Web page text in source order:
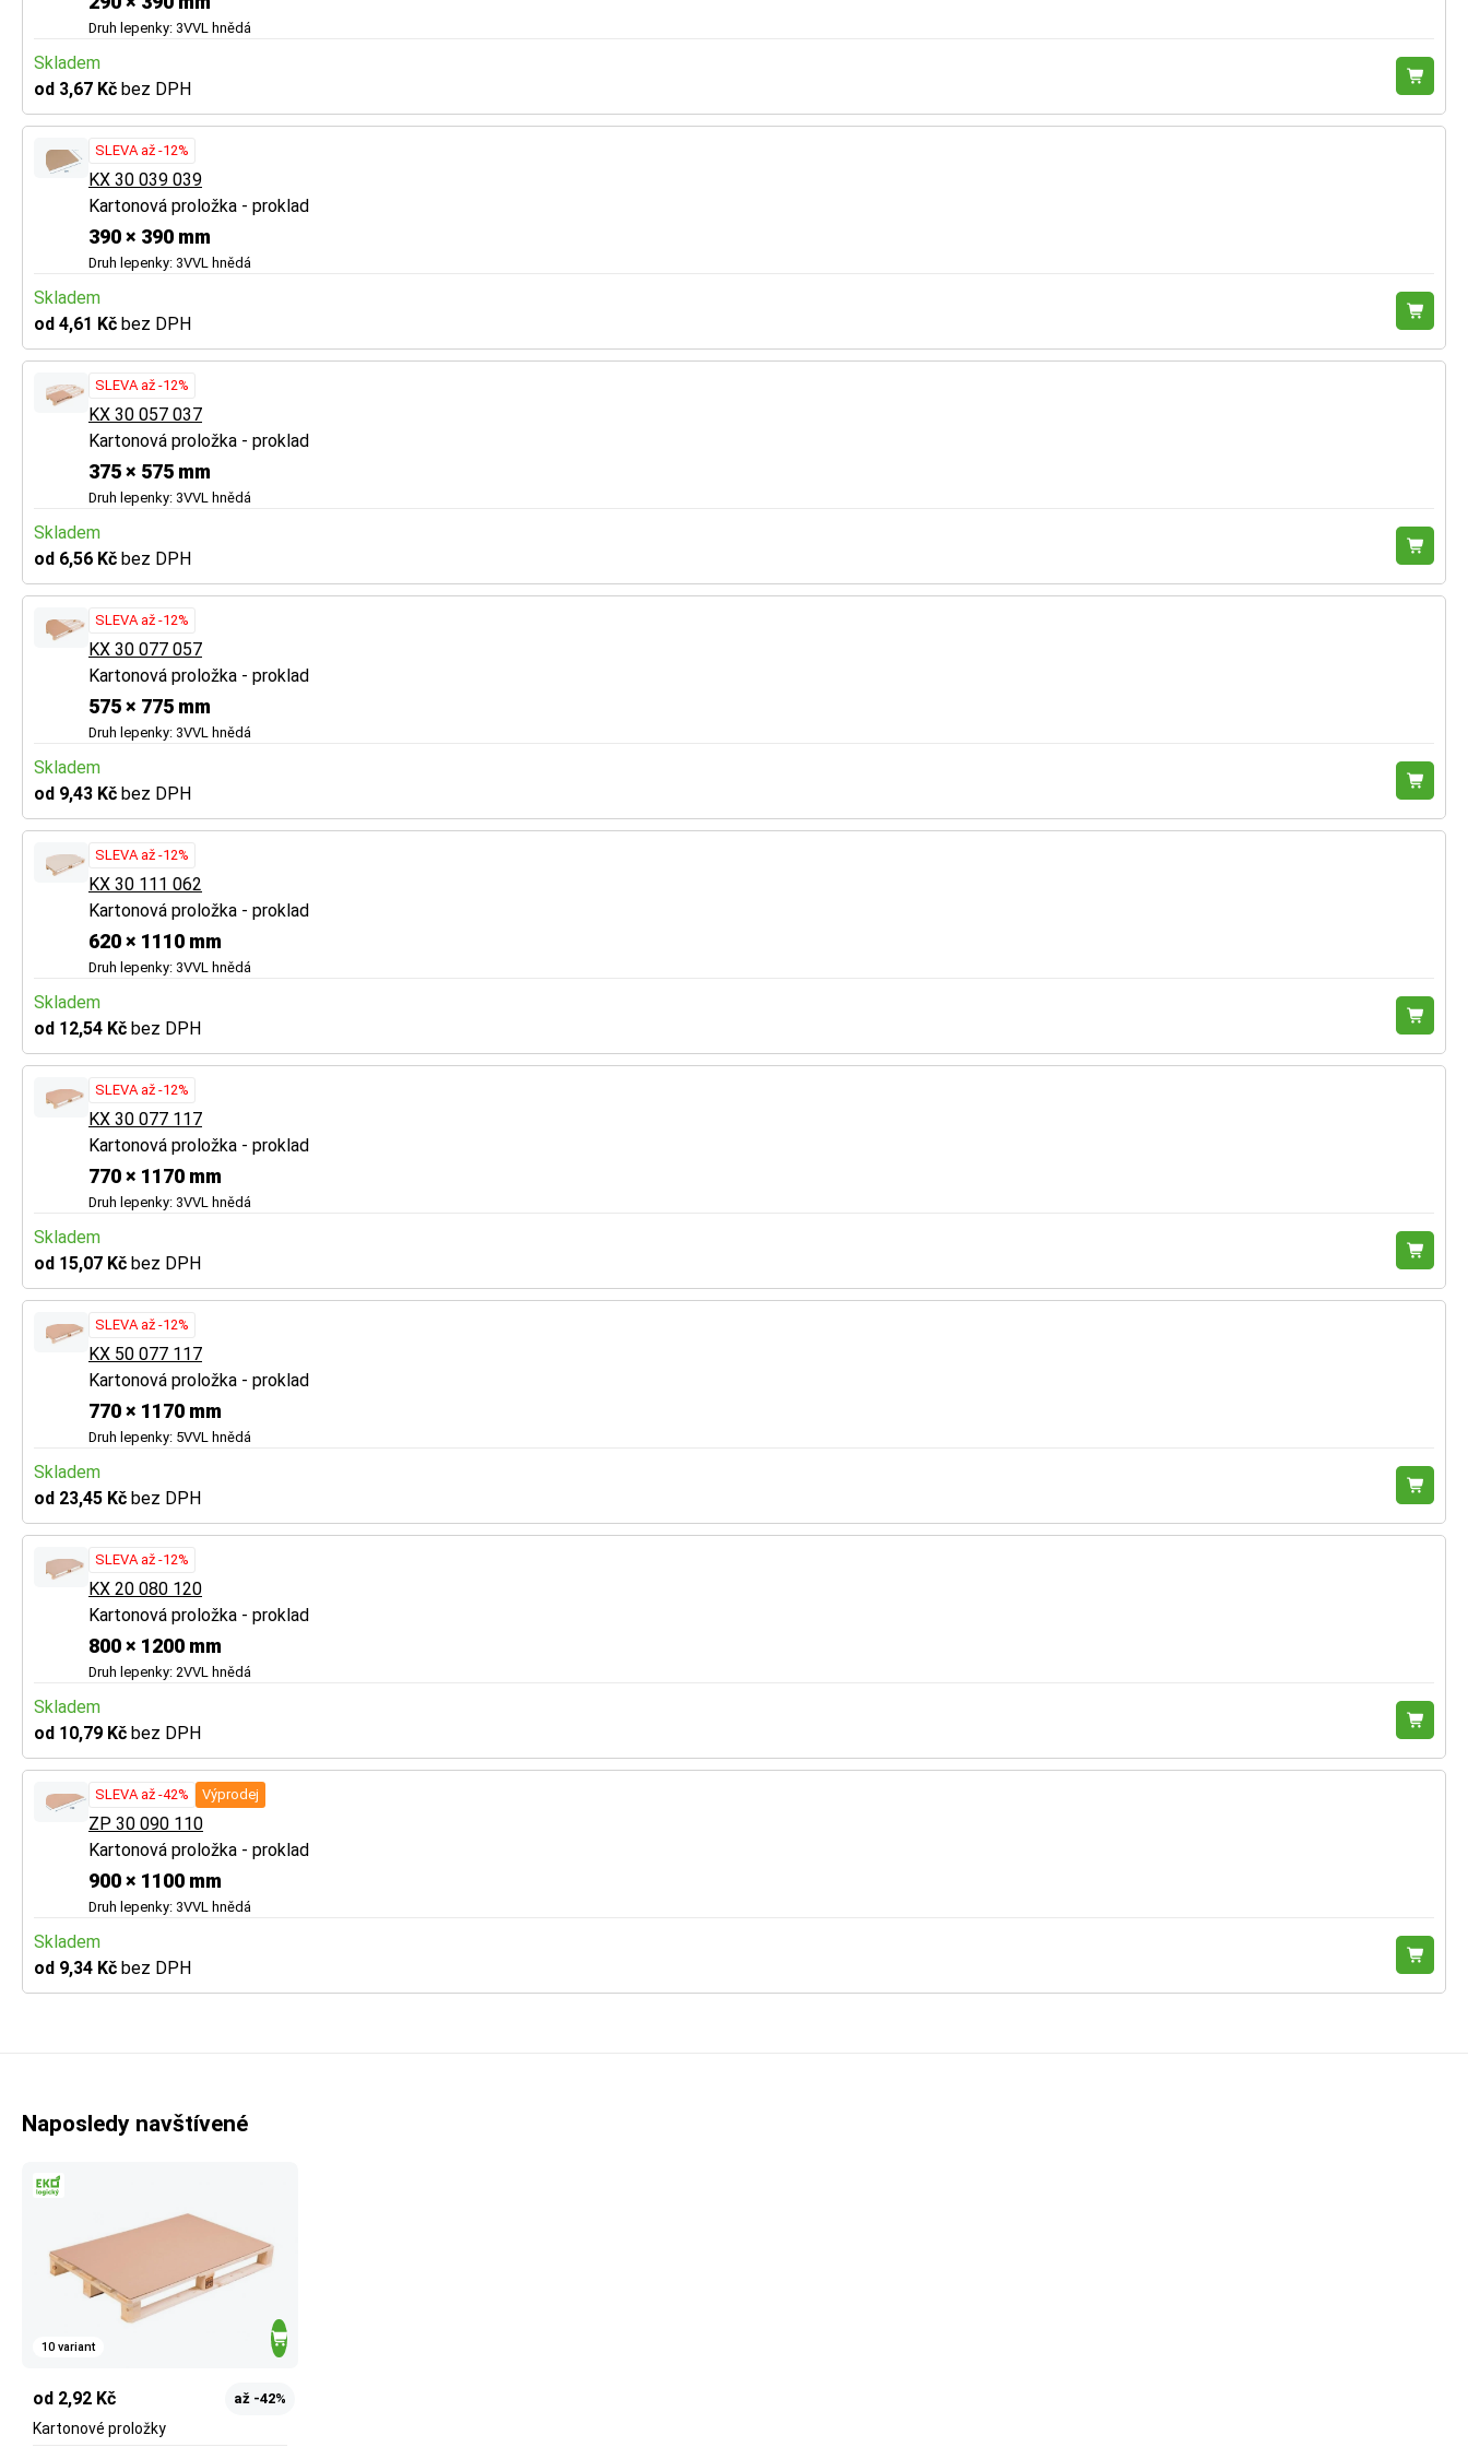
Druh lepenky: 3VVL hnědá
Skladem
od 3,67 Kč bez DPH
SLEVA až -12%
KX 30 039 039
Kartonová proložka - proklad
390 × 390 mm
Druh lepenky: 3VVL hnědá
Skladem
od 4,61 Kč bez DPH
SLEVA až -12%
KX 30 057 037
Kartonová proložka - proklad
375 × 575 mm
Druh lepenky: 3VVL hnědá
Skladem
od 6,56 Kč bez DPH
SLEVA až -12%
KX 30 077 057
Kartonová proložka - proklad
575 × 775 mm
Druh lepenky: 3VVL hnědá
Skladem
od 9,43 Kč bez DPH
SLEVA až -12%
KX 30 111 062
Kartonová proložka - proklad
620 × 1110 mm
Druh lepenky: 3VVL hnědá
Skladem
od 12,54 Kč bez DPH
SLEVA až -12%
KX 30 077 117
Kartonová proložka - proklad
770 × 1170 mm
Druh lepenky: 3VVL hnědá
Skladem
od 15,07 Kč bez DPH
SLEVA až -12%
KX 50 077 117
Kartonová proložka - proklad
770 × 1170 mm
Druh lepenky: 5VVL hnědá
Skladem
od 23,45 Kč bez DPH
SLEVA až -12%
KX 20 080 120
Kartonová proložka - proklad
800 × 1200 mm
Druh lepenky: 2VVL hnědá
Skladem
od 10,79 Kč bez DPH
SLEVA až -42% Výprodej
ZP 30 090 110
Kartonová proložka - proklad
900 × 1100 mm
Druh lepenky: 3VVL hnědá
Skladem
od 9,34 Kč bez DPH
Naposledy navštívené
10 variant
od 2,92 Kč až -42%
Kartonové proložky